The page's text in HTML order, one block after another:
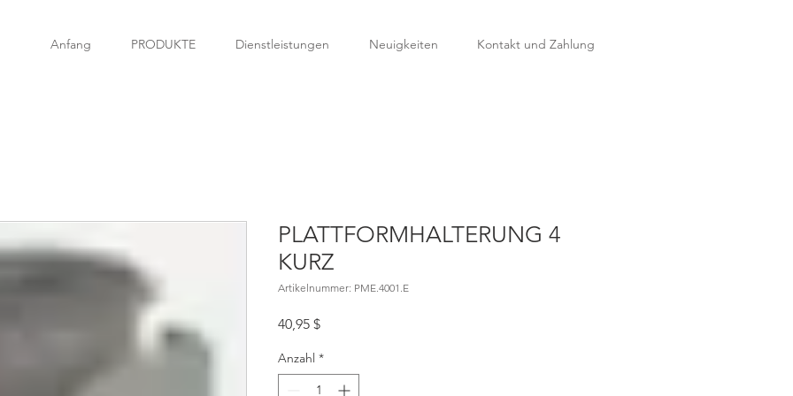
Anfang PRODUKTE Dienstleistungen Neuigkeiten Kontakt und Zahlung
PLATTFORMHALTERUNG 4
KURZ
Artikelnummer: PME.4001.E
40,95 $Preis
Anzahl *